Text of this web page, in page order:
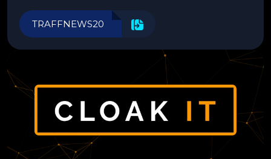
инструменты для управления финансами.
TRAFFNEWS20